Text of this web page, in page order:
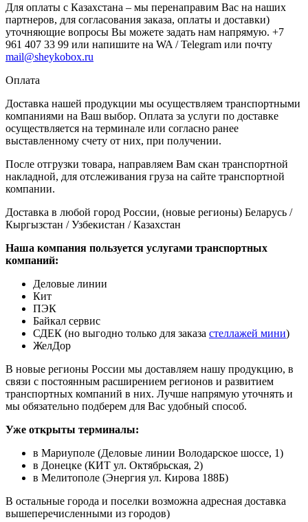
Для оплаты с Казахстана – мы перенаправим Вас на наших
партнеров, для согласования заказа, оплаты и доставки)
уточняющие вопросы Вы можете задать нам напрямую. +7
961 407 33 99 или напишите на WA / Telegram или почту
mail@sheykobox.ru
Оплата
Доставка нашей продукции мы осуществляем транспортными
компаниями на Ваш выбор. Оплата за услуги по доставке
осуществляется на терминале или согласно ранее
выставленному счету от них, при получении.
После отгрузки товара, направляем Вам скан транспортной
накладной, для отслеживания груза на сайте транспортной
компании.
Доставка в любой город России, (новые регионы) Беларусь /
Кыргызстан / Узбекистан / Казахстан
Наша компания пользуется услугами транспортных
компаний:
Деловые линии
Кит
ПЭК
Байкал сервис
СДЕК (но выгодно только для заказа стеллажей мини)
ЖелДор
В новые регионы России мы доставляем нашу продукцию, в
связи с постоянным расширением регионов и развитием
транспортных компаний в них. Лучше напрямую уточнять и
мы обязательно подберем для Вас удобный способ.
Уже открыты терминалы:
в Мариуполе (Деловые линии Володарское шоссе, 1)
в Донецке (КИТ ул. Октябрьская, 2)
в Мелитополе (Энергия ул. Кирова 188Б)
В остальные города и поселки возможна адресная доставка
вышеперечисленными из городов)